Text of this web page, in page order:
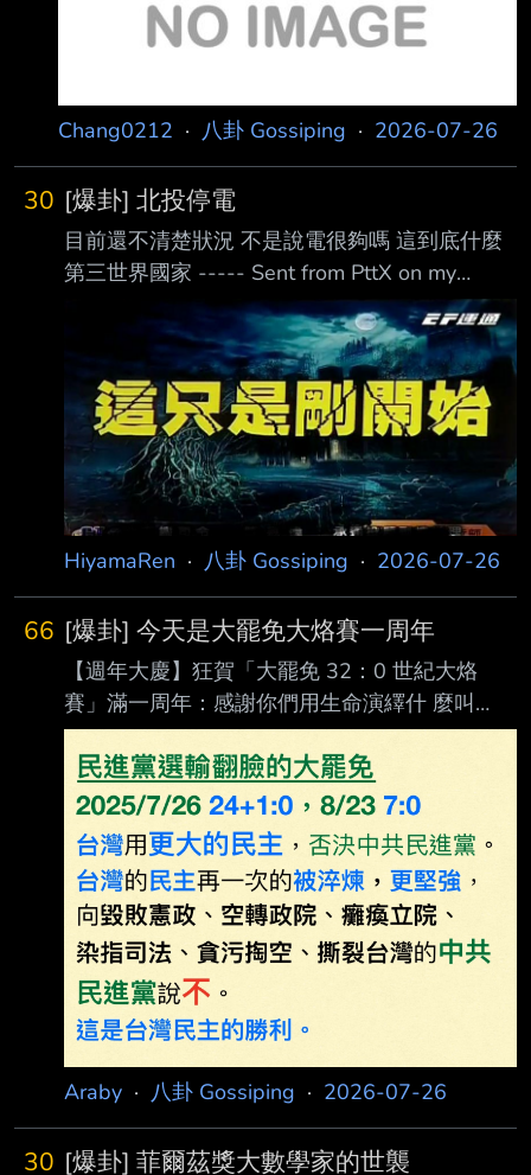
Chang0212 · 八卦 Gossiping · 2026-07-26
30 [爆卦] 北投停電
目前還不清楚狀況 不是說電很夠嗎 這到底什麼
第三世界國家 ----- Sent from PttX on my
HiyamaRen · 八卦 Gossiping · 2026-07-26
66 [爆卦] 今天是大罷免大烙賽一周年
【週年大慶】狂賀「大罷免 32：0 世紀大烙
賽」滿一周年：感謝你們用生命演繹什 麼叫
「被完封」！時光飛逝，轉眼間，那個讓全台起
雞皮疙瘩、號稱要「烽火連天」的大 罷免割草
運動，今天正式迎來一周年紀念日了！在這個值
得開香檳慶祝的日子裡，我們必 須要向當年那
些信心滿滿、在街頭高喊「台灣洗牌」的罷免國
家隊致敬。畢竟，要創下 「32 比 0」 這種連棒
球比賽、電競聯賽都難以見到的零分完封神話，
沒有點超乎常人的 「烙賽天賦」是絕對辦不到
的！ 1. 32 比 0：這不是比數，這是物理學上的
「集體蒸發」 去年此時，各路名
Araby · 八卦 Gossiping · 2026-07-26
30 [爆卦] 菲爾茲獎大數學家的世襲